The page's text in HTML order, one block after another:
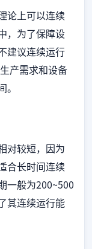
论上可以连续
，为了保障设
建议连续运行
产需求和设备
对较短，因为
合长时间连续
一般为200~500
其连续运行能